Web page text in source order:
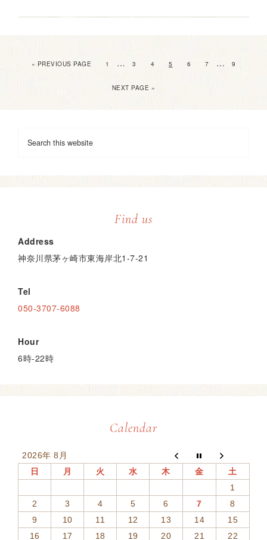
« PREVIOUS PAGE 1 … 3 4 5 6 7 … 9
NEXT PAGE »
Find us
Address
神奈川県茅ヶ崎市東海岸北1-7-21
Tel
050-3707-6088
Hour
6時-22時
Calendar
2026年 8月
日
月 火 水 木 金
土
1
2
3 4 5 6 7
8
9
10 11 12 13 14
15
16
17 18 19 20 21
22